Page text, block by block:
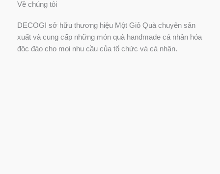
Về chúng tôi
DECOGI sở hữu thương hiệu Một Giỏ Quà chuyên sản
xuất và cung cấp những món quà handmade cá nhân hóa
độc đáo cho mọi nhu cầu của tổ chức và cá nhân.